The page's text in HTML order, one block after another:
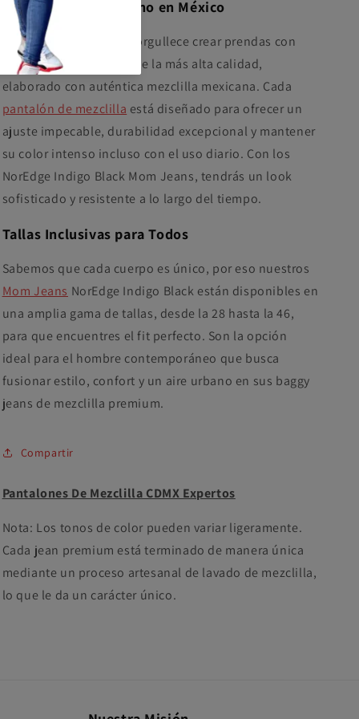
Denim Premium Hecho en México
En PDMX Jeans, nos enorgullece crear prendas con
premiumdenim rígido
de la más alta calidad,
elaborado con auténtica mezclilla mexicana. Cada
pantalón de mezclilla está diseñado para ofrecer un
ajuste impecable, durabilidad excepcional y mantener
su color intenso incluso con el uso diario. Con los
NorEdge Indigo Black Mom Jeans, tendrás un look
sofisticado y resistente a lo largo del tiempo.
Tallas Inclusivas para Todos
Sabemos que cada cuerpo es único, por eso nuestros
Mom Jeans NorEdge Indigo Black están disponibles en
una amplia gama de tallas, desde la 28 hasta la 46,
para que encuentres el fit perfecto. Son la opción
ideal para el hombre contemporáneo que busca
fusionar estilo, confort y un aire urbano en sus baggy
jeans de mezclilla premium.
Compartir
Pantalones De Mezclilla CDMX Expertos
Nota: Los tonos de color pueden variar ligeramente.
Cada jean premium está terminado de manera única
mediante un proceso artesanal de lavado de mezclilla,
lo que le da un carácter único.